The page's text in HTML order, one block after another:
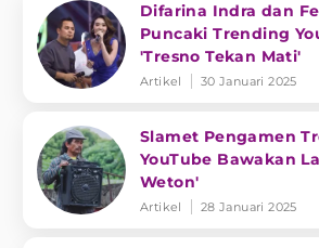
Difarina Indra dan
Puncaki Trending
'Tresno Tekan Mati'
Artikel 30 Januari 2025
Slamet Pengamen
YouTube Bawakan
Weton'
Artikel 28 Januari 2025